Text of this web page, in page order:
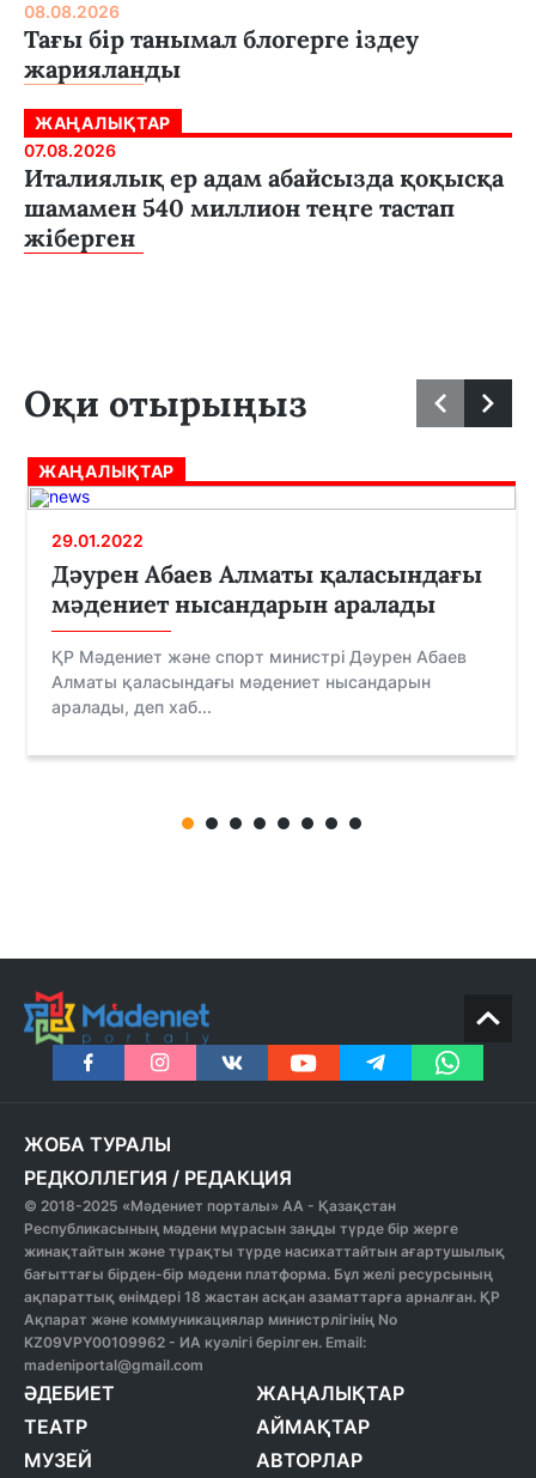
08.08.2026
Тағы бір танымал блогерге іздеу
жарияланды
ЖАҢАЛЫҚТАР
07.08.2026
Италиялық ер адам абайсызда қоқысқа
шамамен 540 миллион теңге тастап
жіберген
Оқи отырыңыз
ЖАҢАЛЫҚТАР
29.01.2022
Дәурен Абаев Алматы қаласындағы
мәдениет нысандарын аралады
ҚР Мәдениет және спорт министрі Дәурен Абаев
Алматы қаласындағы мәдениет нысандарын
аралады, деп хаб...
ЖОБА ТУРАЛЫ
РЕДКОЛЛЕГИЯ / РЕДАКЦИЯ
© 2018-2025 «Мәдениет порталы» АА - Қазақстан
Республикасының мәдени мұрасын заңды түрде бір жерге
жинақтайтын және тұрақты түрде насихаттайтын ағартушылық
бағыттағы бірден-бір мәдени платформа. Бұл желі ресурсының
ақпараттық өнімдері 18 жастан асқан азаматтарға арналған. ҚР
Ақпарат және коммуникациялар министрлігінің No
KZ09VPY00109962 - ИА куәлігі берілген. Email:
madeniportal@gmail.com
ӘДЕБИЕТ
ТЕАТР
МУЗЕЙ
ЖАҢАЛЫҚТАР
АЙМАҚТАР
АВТОРЛАР